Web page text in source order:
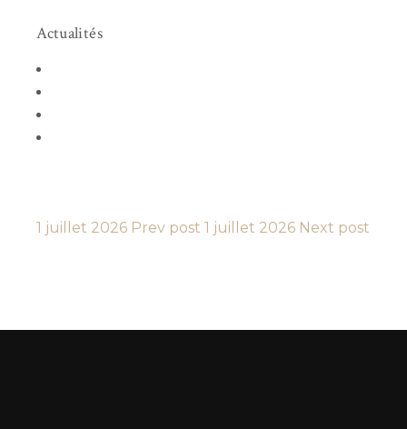
Actualités
1 juillet 2026 Prev post 1 juillet 2026 Next post